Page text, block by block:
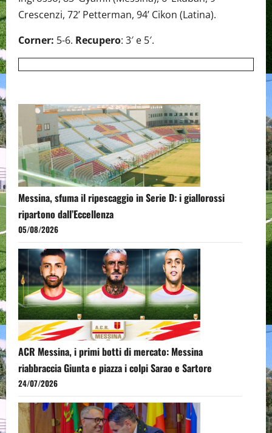
Crescenzi, 72’ Petterman, 94’ Cikon (Latina).
Corner: 5-6. Recupero: 3′ e 5′.
Messina, sfuma il ripescaggio in Serie D: i giallorossi
ripartono dall’Eccellenza
05/08/2026
ACR Messina, i primi botti di mercato: Messina
riabbraccia Giunta e piazza i colpi Sarao e Sartore
24/07/2026